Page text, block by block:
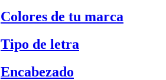
Colores de tu marca
Tipo de letra
Encabezado